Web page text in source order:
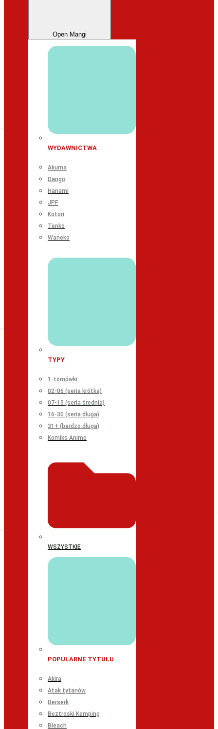
Open Mangi
WYDAWNICTWA
Akuma
Dango
Hanami
JPF
Kotori
Tenko
Waneko
TYPY
1-tomówki
02-06 (seria krótka)
07-15 (seria średnia)
16-30 (seria długa)
31+ (bardzo długa)
Komiks Anime
WSZYSTKIE
POPULARNE TYTUŁU
Akira
Atak tytanów
Berserk
Beztroski Kemping
Bleach